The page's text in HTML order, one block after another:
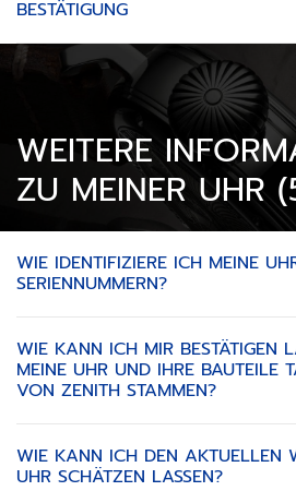
BESTÄTIGUNG
WEITERE
ZU MEINER UHR
WIE IDENTIFIZIERE ICH MEINE
SERIENNUMMERN?
WIE KANN ICH MIR BESTÄTIGEN
MEINE UHR UND IHRE BAUTEILE
VON ZENITH STAMMEN?
WIE KANN ICH DEN AKTUELLEN
UHR SCHÄTZEN LASSEN?